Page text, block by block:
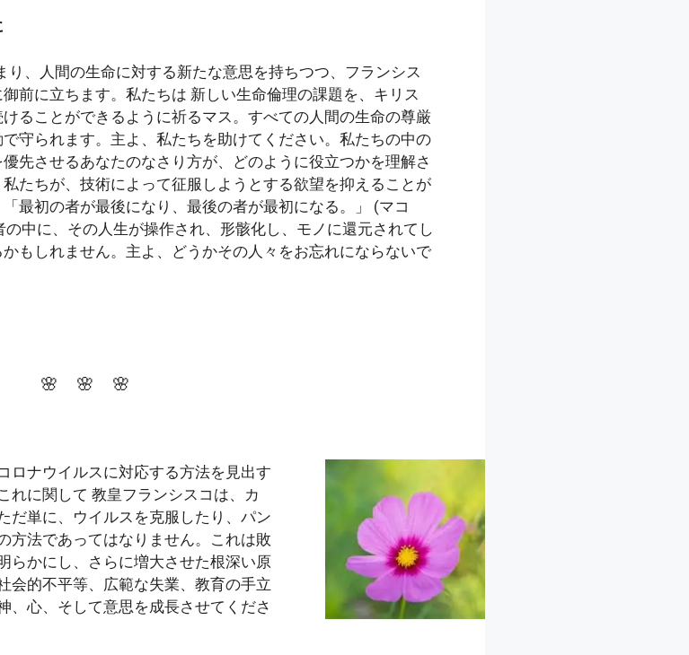
り、人間の生命に対する新たな意思を持ちつつ、フランシス
前に立ちます。私たちは 新しい生命倫理の課題を、キリス
けることができるように祈るマス。すべての人間の生命の尊厳
守られます。主よ、私たちを助けてください。私たちの中の
先させるあなたのなさり方が、どのように役立つかを理解さ
たちが、技術によって征服しようとする欲望を抑えることが
最初の者が最後になり、最後の者が最初になる。」 (マコ
の中に、その人生が操作され、形骸化し、モノに還元されてし
かもしれません。主よ、どうかその人々をお忘れにならないで
🌸 🌸 🌸
ロナウイルスに対応する方法を見出す
れに関して 教皇フランシスコは、カ
だ単に、ウイルスを克服したり、パン
方法であってはなりません。これは敗
らかにし、さらに増大させた根深い原
会的不平等、広範な失業、教育の手立
、心、そして意思を成長させてくださ